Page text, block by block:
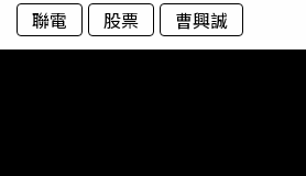
聯電 股票 曹興誠